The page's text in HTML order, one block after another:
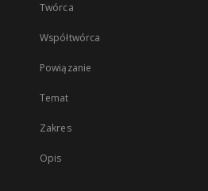
Twórca
Współtwórca
Powiązanie
Temat
Zakres
Opis